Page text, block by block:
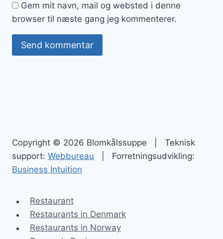
Gem mit navn, mail og websted i denne
browser til næste gang jeg kommenterer.
Copyright © 2026 Blomkålssuppe | Teknisk
support: Webbureau | Forretningsudvikling:
Business Intuition
Restaurant
Restaurants in Denmark
Restaurants in Norway